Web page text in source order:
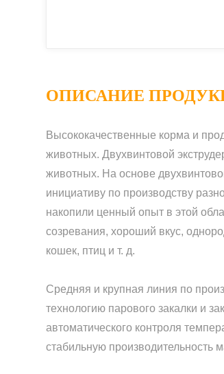
ОПИСАНИЕ
Высококачественные корма и
животных. Двухвинтовой
животных. На основе
инициативу по производству
накопили ценный опыт в этой
созревания, хороший вкус,
кошек, птиц и т. д.
Средняя и крупная линия по
технологию парового закалки и
автоматического контроля
стабильную